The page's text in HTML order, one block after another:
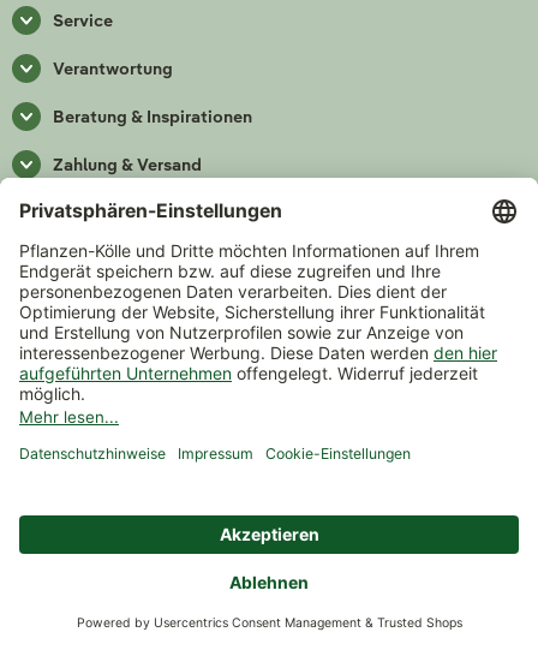
Service
Verantwortung
Beratung & Inspirationen
Zahlung & Versand
Versand
Zahlarten
*Alle Preise inkl. gesetzlicher Mehrwertsteuer zzgl.
Vertrag widerrufen
© 2026 Pflanzen-Kölle Gartencenter GmbH & Co. KG